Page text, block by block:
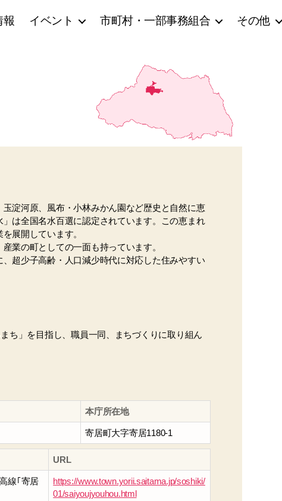
報 イベント 市町村・一部事務組合 その他
淀河原、風布・小林みかん園など歴史と自然に恵
は全国名水百選に認定されています。この恵まれ
展開しています。
業の町としての一面も持っています。
超少子高齢・人口減少時代に対応した住みやすい
ち」を目指し、職員一同、まちづくりに取り組ん
本庁所在地
寄居町大字寄居1180-1
URL
線｢寄居
https://www.town.yorii.saitama.jp/soshiki/
01/saiyoujyouhou.html